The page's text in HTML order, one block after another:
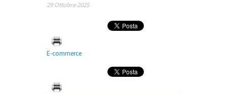
29 Ottobre 2025
E-commerce